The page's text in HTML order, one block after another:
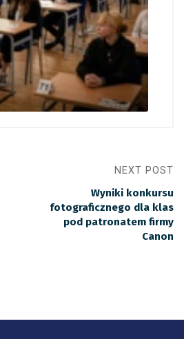
NEXT POST
Wyniki konkursu
fotograficznego dla klas
pod patronatem firmy
Canon